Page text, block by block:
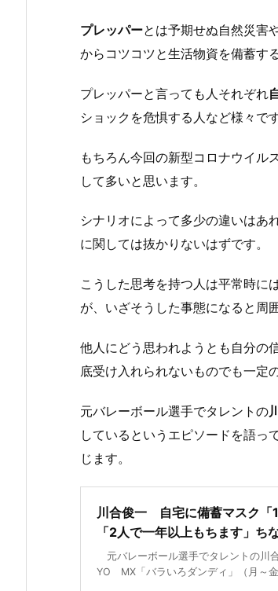
プレッパーとは予期せぬ自然災害
からコツコツと生活物資を備蓄す
プレッパーと言っても人それぞれ
ショックを危惧する人など様々です
もちろん今回の新型コロナウイル
して多いと思います。
シナリオによって多少の違いはあ
に関しては抜かりないはずです。
こうした思考を持つ人は平常時に
が、いざそうした事態になると周
他人にどう思われようとも自分の
底受け入れられないものでも一定
元バレーボール選手でタレントの
しているというエピソードを語っ
じます。
川合俊一 自宅に備蓄マスク「
「2人で一年以上もちます」ち
元バレーボール選手でタレントの川
YO MX「バラいろダンディ」（月～